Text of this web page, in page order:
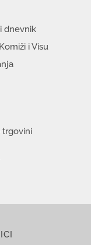
dnevnik
i Visu
trgovini